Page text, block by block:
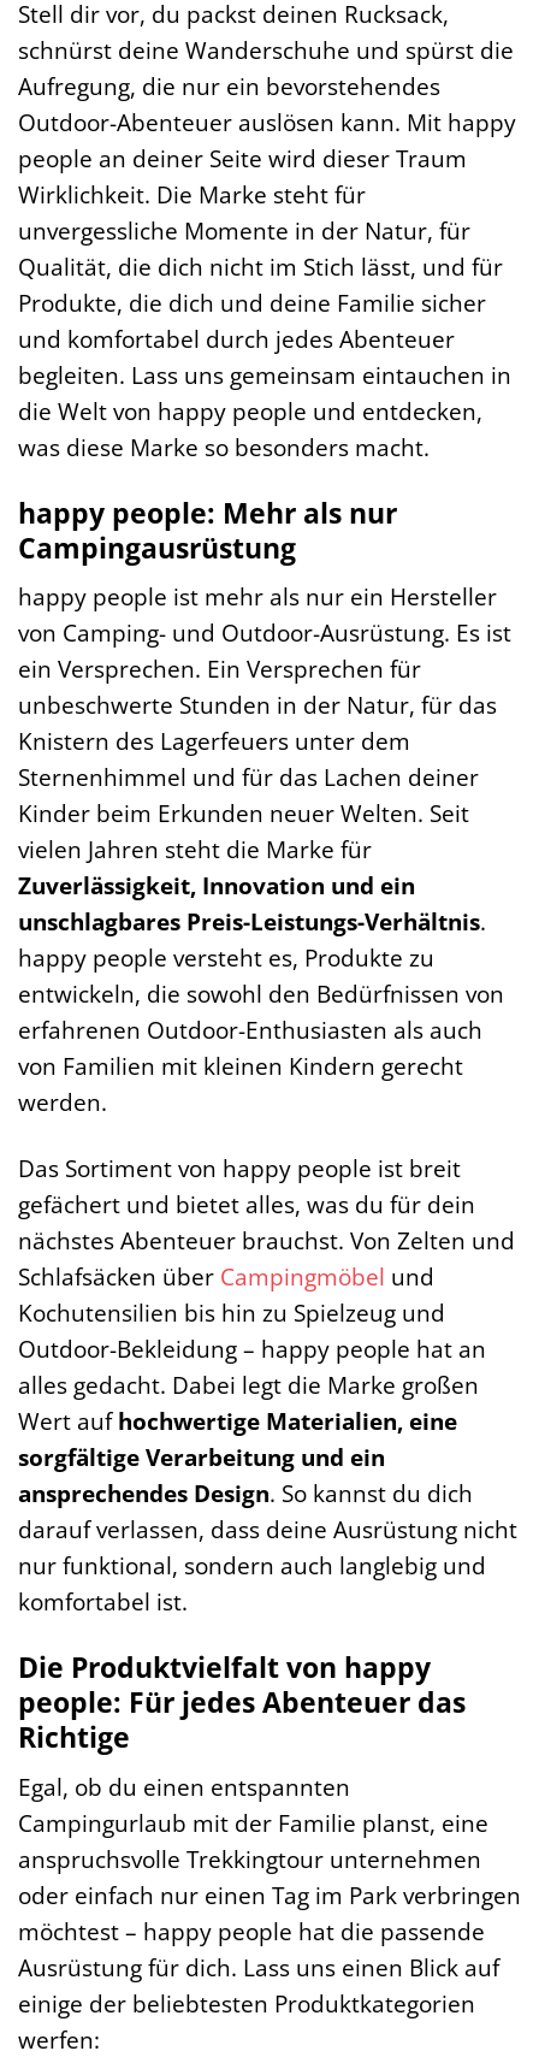
Stell dir vor, du packst deinen Rucksack,
schnürst deine Wanderschuhe und spürst die
Aufregung, die nur ein bevorstehendes
Outdoor-Abenteuer auslösen kann. Mit happy
people an deiner Seite wird dieser Traum
Wirklichkeit. Die Marke steht für
unvergessliche Momente in der Natur, für
Qualität, die dich nicht im Stich lässt, und für
Produkte, die dich und deine Familie sicher
und komfortabel durch jedes Abenteuer
begleiten. Lass uns gemeinsam eintauchen in
die Welt von happy people und entdecken,
was diese Marke so besonders macht.
happy people: Mehr als nur
Campingausrüstung
happy people ist mehr als nur ein Hersteller
von Camping- und Outdoor-Ausrüstung. Es ist
ein Versprechen. Ein Versprechen für
unbeschwerte Stunden in der Natur, für das
Knistern des Lagerfeuers unter dem
Sternenhimmel und für das Lachen deiner
Kinder beim Erkunden neuer Welten. Seit
vielen Jahren steht die Marke für
Zuverlässigkeit, Innovation und ein
unschlagbares Preis-Leistungs-Verhältnis.
happy people versteht es, Produkte zu
entwickeln, die sowohl den Bedürfnissen von
erfahrenen Outdoor-Enthusiasten als auch
von Familien mit kleinen Kindern gerecht
werden.
Das Sortiment von happy people ist breit
gefächert und bietet alles, was du für dein
nächstes Abenteuer brauchst. Von Zelten und
Schlafsäcken über Campingmöbel und
Kochutensilien bis hin zu Spielzeug und
Outdoor-Bekleidung – happy people hat an
alles gedacht. Dabei legt die Marke großen
Wert aufhochwertige Materialien, eine
sorgfältige Verarbeitung und ein
ansprechendes Design. So kannst du dich
darauf verlassen, dass deine Ausrüstung nicht
nur funktional, sondern auch langlebig und
komfortabel ist.
Die Produktvielfalt von happy
people: Für jedes Abenteuer das
Richtige
Egal, ob du einen entspannten
Campingurlaub mit der Familie planst, eine
anspruchsvolle Trekkingtour unternehmen
oder einfach nur einen Tag im Park verbringen
möchtest – happy people hat die passende
Ausrüstung für dich. Lass uns einen Blick auf
einige der beliebtesten Produktkategorien
werfen: